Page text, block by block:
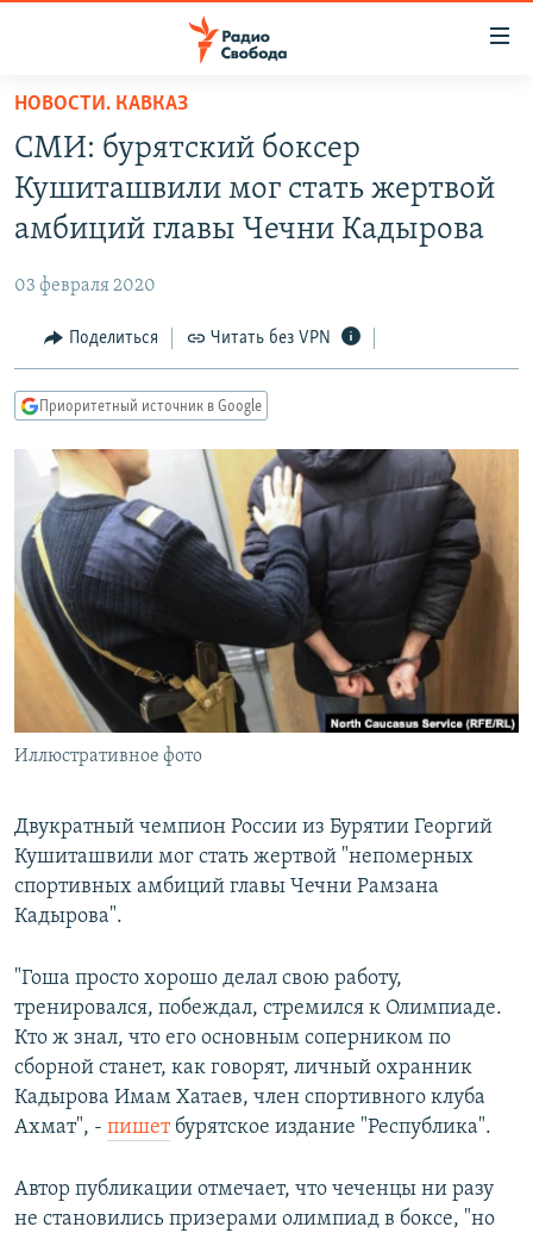
упрощенного
доступа
Вернуться
основному
Вернутся
Вернутся
поиску
ПРОГРАММЫ
ПОДКАСТЫ
АВТОРСКИЕ ПРОЕКТЫ
МНЕНИЯ
КУЛЬТУРА
КАВКАЗ.РЕАЛИИ
СЕВЕР.РЕАЛИИ
СИБИРЬ.РЕАЛИИ
РАСПИСАНИЕ ВЕЩАНИЯ
ПОДПИШИТЕСЬ НА РАССЫЛКУ
СОЦИАЛЬНЫЕ СЕТИ
Все сайты РСЕ/РС
НОВОСТИ. КАВКАЗ
СМИ: бурятский боксер
Кушиташвили мог стать жертвой
амбиций главы Чечни Кадырова
03 февраля 2020
Поделиться Читать без VPN
Приоритетный источник в Google
Иллюстративное фото
Двукратный чемпион России из Бурятии Георгий
Кушиташвили мог стать жертвой "непомерных
спортивных амбиций главы Чечни Рамзана
Кадырова".
"Гоша просто хорошо делал свою работу,
тренировался, побеждал, стремился к Олимпиаде.
Кто ж знал, что его основным соперником по
сборной станет, как говорят, личный охранник
Кадырова Имам Хатаев, член спортивного клуба
Ахмат", - пишетбурятское издание "Республика".
Автор публикации отмечает, что чеченцы ни разу
не становились призерами олимпиад в боксе, "но